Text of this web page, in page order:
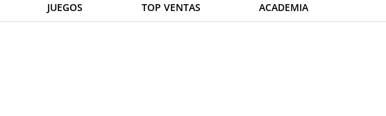
JUEGOS TOP VENTAS ACADEMIA